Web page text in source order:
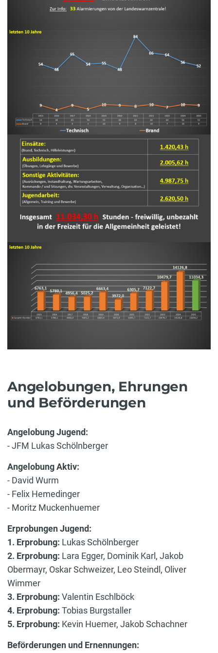
Angelobungen, Ehrungen
und Beförderungen
Angelobung Jugend:
- JFM Lukas Schölnberger
Angelobung Aktiv:
- David Wurm
- Felix Hemedinger
- Moritz Muckenhuemer
Erprobungen Jugend:
1. Erprobung: Lukas Schölnberger
2. Erprobung: Lara Egger, Dominik Karl, Jakob
Obermayr, Oskar Schweizer, Leo Steindl, Oliver
Wimmer
3. Erprobung: Valentin Eschlböck
4. Erprobung: Tobias Burgstaller
5. Erprobung: Kevin Huemer, Jakob Schachner
Beförderungen und Ernennungen: